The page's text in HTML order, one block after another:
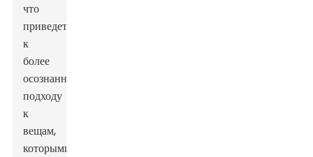
что
приведет
к
более
осознанному
подходу
к
вещам,
которыми